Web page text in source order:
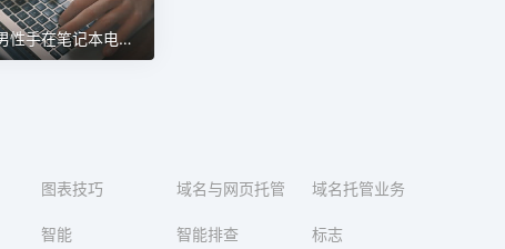
在家工作的男性手在笔记本电脑上打字
图表技巧 域名与网页托管 域名托管业务
智能 智能排查 标志